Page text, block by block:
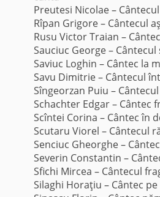
Preutesi Nicolae –
Rîpan Grigore – Cântecul
Rusu Victor Traian –
Sauciuc George –
Saviuc Loghin – Cântec la
Savu Dimitrie – Cântecul
Sîngeorzan Puiu –
Schachter Edgar – Cântec
Scîntei Corina – Cântec în
Scutaru Viorel – Cântecul
Senciuc Gheorghe –
Severin Constantin –
Sfichi Mircea – Cântecul
Silaghi Horaţiu – Cântec